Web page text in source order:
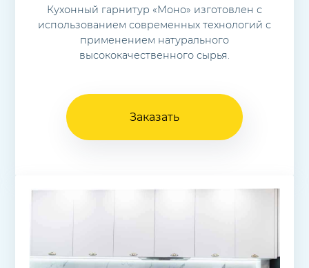
Кухонный гарнитур «Моно» изготовлен с
использованием современных технологий с
применением натурального
высококачественного сырья.
Заказать